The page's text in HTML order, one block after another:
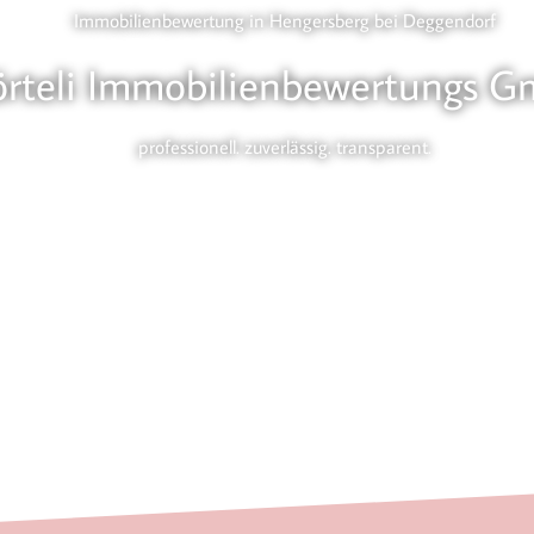
Immobilienbewertung in Hengersberg bei Deggendorf
Immobilienbewertungs
professionell. zuverlässig. transparent.